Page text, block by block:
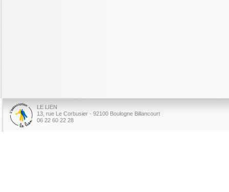
LE LIEN
13, rue Le Corbusier - 92100 Boulogne Billancourt
06 22 60 22 28